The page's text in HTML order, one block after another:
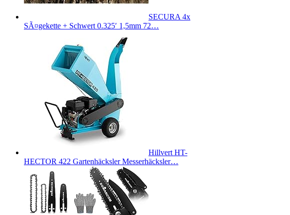
SECURA 4x
SÃ¤gekette + Schwert 0.325′ 1,5mm 72…
Hillvert HT-
HECTOR 422 Gartenhäcksler Messerhäcksler…